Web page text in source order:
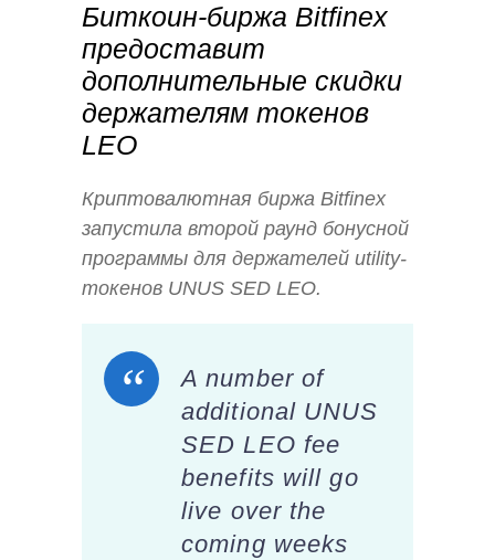
Биткоин-биржа Bitfinex
предоставит
дополнительные скидки
держателям токенов
LEO
Криптовалютная биржа Bitfinex
запустила второй раунд бонусной
программы для держателей utility-
токенов UNUS SED LEO.
A number of
additional UNUS
SED LEO fee
benefits will go
live over the
coming weeks